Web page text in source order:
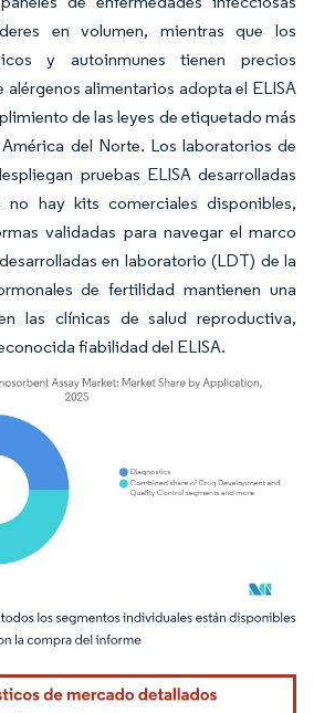
en volumen, mientras que los
y autoinmunes tienen precios
alimentarios adopta el ELISA
de las leyes de etiquetado más
del Norte. Los laboratorios de
pruebas ELISA desarrolladas
hay kits comerciales disponibles,
validadas para navegar el marco
en laboratorio (LDT) de la
de fertilidad mantienen una
las clínicas de salud reproductiva,
fiabilidad del ELISA.
El uso requiere atribución según CC BY 4.0.